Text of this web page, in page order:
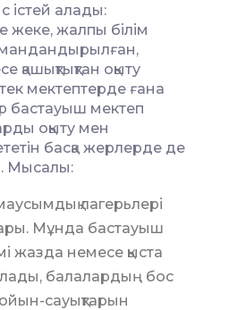
істей алады:
жеке, жалпы білім
қашықтықтан оқыту
мектептерде ғана
бастауыш мектеп
оқыту мен
басқа жерлерде де
Мысалы:
лагерьлері
Мұнда бастауыш
жазда немесе қыста
балалардың бос
сауықтарын